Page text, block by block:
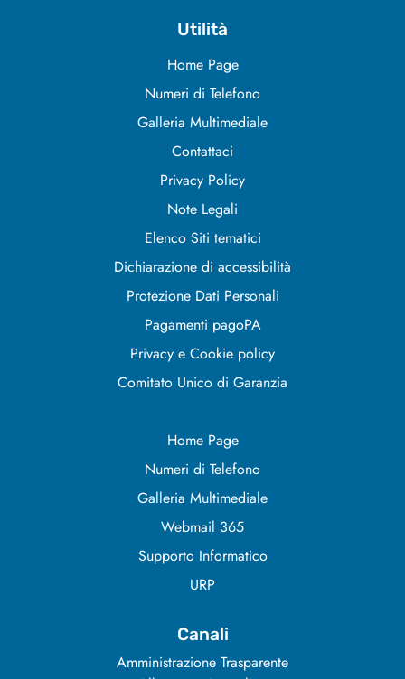
Utilità
Home Page
Numeri di Telefono
Galleria Multimediale
Contattaci
Privacy Policy
Note Legali
Elenco Siti tematici
Dichiarazione di accessibilità
Protezione Dati Personali
Pagamenti pagoPA
Privacy e Cookie policy
Comitato Unico di Garanzia
Home Page
Numeri di Telefono
Galleria Multimediale
Webmail 365
Supporto Informatico
URP
Canali
Amministrazione Trasparente